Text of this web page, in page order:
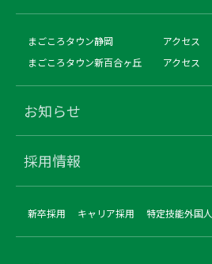
まごころタウン静岡
アクセス
まごころタウン新百合ヶ丘
アクセス
お知らせ
採用情報
新卒採用 キャリア採用 特定技能外国人